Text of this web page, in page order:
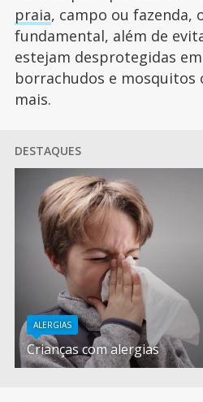
praia, campo ou fazenda,
fundamental, além de
estejam desprotegidas
borrachudos e mosquitos
mais.
DESTAQUES
ALERGIAS
Crianças com alergias